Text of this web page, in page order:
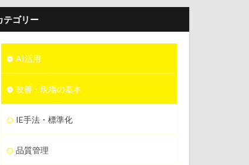
テゴリー
AI活用
改善・現場の基本
IE手法・標準化
品質管理